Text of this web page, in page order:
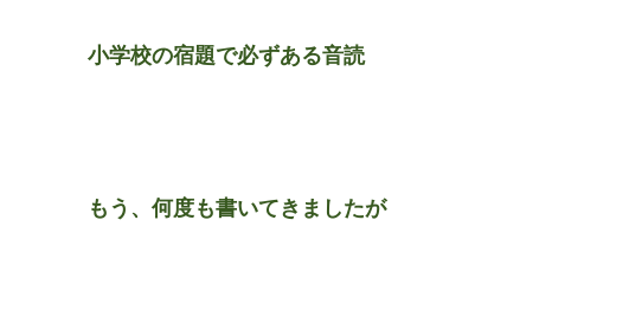
小学校の宿題で必ずある音読
もう、何度も書いてきましたが